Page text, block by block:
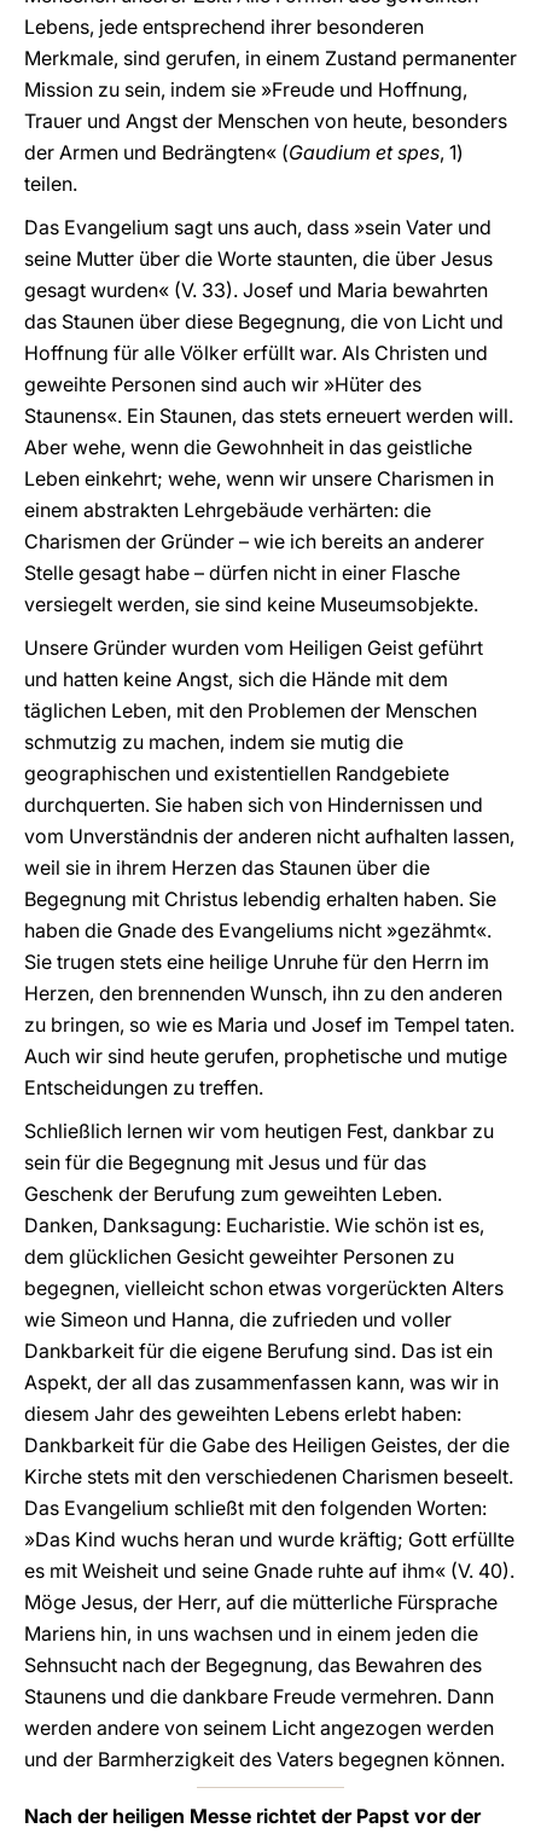
Lebens, jede entsprechend ihrer besonderen
Merkmale, sind gerufen, in einem Zustand permanenter
Mission zu sein, indem sie »Freude und Hoffnung,
Trauer und Angst der Menschen von heute, besonders
der Armen und Bedrängten« (Gaudium et spes, 1)
teilen.
Das Evangelium sagt uns auch, dass »sein Vater und
seine Mutter über die Worte staunten, die über Jesus
gesagt wurden« (V. 33). Josef und Maria bewahrten
das Staunen über diese Begegnung, die von Licht und
Hoffnung für alle Völker erfüllt war. Als Christen und
geweihte Personen sind auch wir »Hüter des
Staunens«. Ein Staunen, das stets erneuert werden will.
Aber wehe, wenn die Gewohnheit in das geistliche
Leben einkehrt; wehe, wenn wir unsere Charismen in
einem abstrakten Lehrgebäude verhärten: die
Charismen der Gründer – wie ich bereits an anderer
Stelle gesagt habe – dürfen nicht in einer Flasche
versiegelt werden, sie sind keine Museumsobjekte.
Unsere Gründer wurden vom Heiligen Geist geführt
und hatten keine Angst, sich die Hände mit dem
täglichen Leben, mit den Problemen der Menschen
schmutzig zu machen, indem sie mutig die
geographischen und existentiellen Randgebiete
durchquerten. Sie haben sich von Hindernissen und
vom Unverständnis der anderen nicht aufhalten lassen,
weil sie in ihrem Herzen das Staunen über die
Begegnung mit Christus lebendig erhalten haben. Sie
haben die Gnade des Evangeliums nicht »gezähmt«.
Sie trugen stets eine heilige Unruhe für den Herrn im
Herzen, den brennenden Wunsch, ihn zu den anderen
zu bringen, so wie es Maria und Josef im Tempel taten.
Auch wir sind heute gerufen, prophetische und mutige
Entscheidungen zu treffen.
Schließlich lernen wir vom heutigen Fest, dankbar zu
sein für die Begegnung mit Jesus und für das
Geschenk der Berufung zum geweihten Leben.
Danken, Danksagung: Eucharistie. Wie schön ist es,
dem glücklichen Gesicht geweihter Personen zu
begegnen, vielleicht schon etwas vorgerückten Alters
wie Simeon und Hanna, die zufrieden und voller
Dankbarkeit für die eigene Berufung sind. Das ist ein
Aspekt, der all das zusammenfassen kann, was wir in
diesem Jahr des geweihten Lebens erlebt haben:
Dankbarkeit für die Gabe des Heiligen Geistes, der die
Kirche stets mit den verschiedenen Charismen beseelt.
Das Evangelium schließt mit den folgenden Worten:
»Das Kind wuchs heran und wurde kräftig; Gott erfüllte
es mit Weisheit und seine Gnade ruhte auf ihm« (V. 40).
Möge Jesus, der Herr, auf die mütterliche Fürsprache
Mariens hin, in uns wachsen und in einem jeden die
Sehnsucht nach der Begegnung, das Bewahren des
Staunens und die dankbare Freude vermehren. Dann
werden andere von seinem Licht angezogen werden
und der Barmherzigkeit des Vaters begegnen können.
Nach der heiligen Messe richtet der Papst vor der